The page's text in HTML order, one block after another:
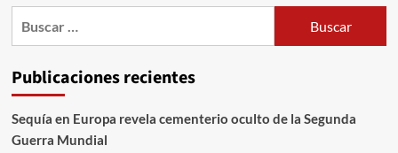
Publicaciones recientes
Sequía en Europa revela cementerio oculto de la Segunda
Guerra Mundial